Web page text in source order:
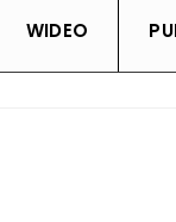
WIDEO